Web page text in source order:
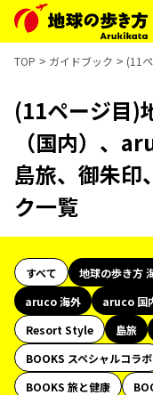
TOP ガイドブック (11
(11ページ目)
（国内）、
島旅、御朱印
ク一覧
すべて 地球の歩き方
aruco 海外
aruco 国
Resort Style
島旅
BOOKS スペシャルコラボ
BOOKS 旅と健康